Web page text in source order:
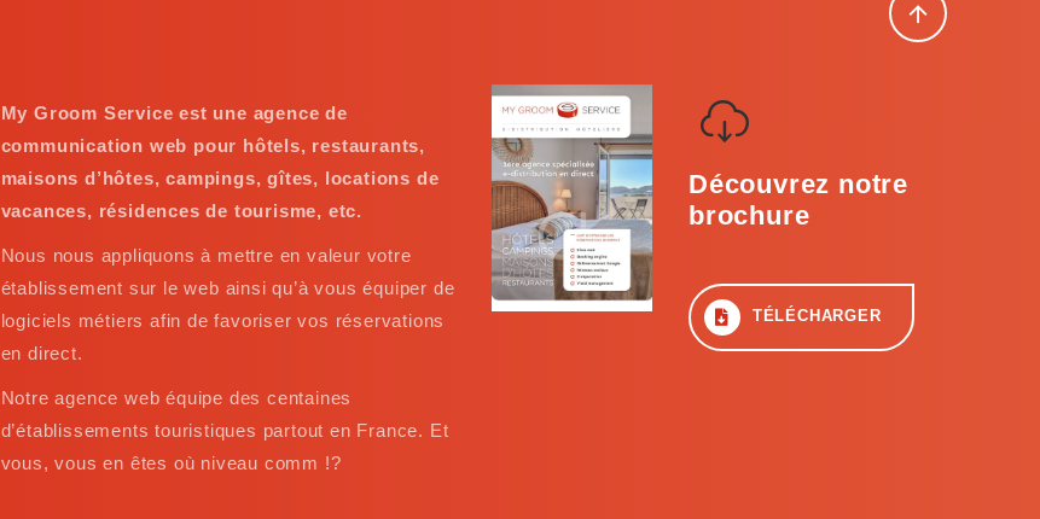
My Groom Service est une agence de
communication web pour hôtels, restaurants,
maisons d’hôtes, campings, gîtes, locations de
vacances, résidences de tourisme, etc.
Nous nous appliquons à mettre en valeur votre
établissement sur le web ainsi qu’à vous équiper de
logiciels métiers afin de favoriser vos réservations
en direct.
Notre agence web équipe des centaines
d’établissements touristiques partout en France. Et
vous, vous en êtes où niveau comm !?
Découvrez notre
brochure
TÉLÉCHARGER